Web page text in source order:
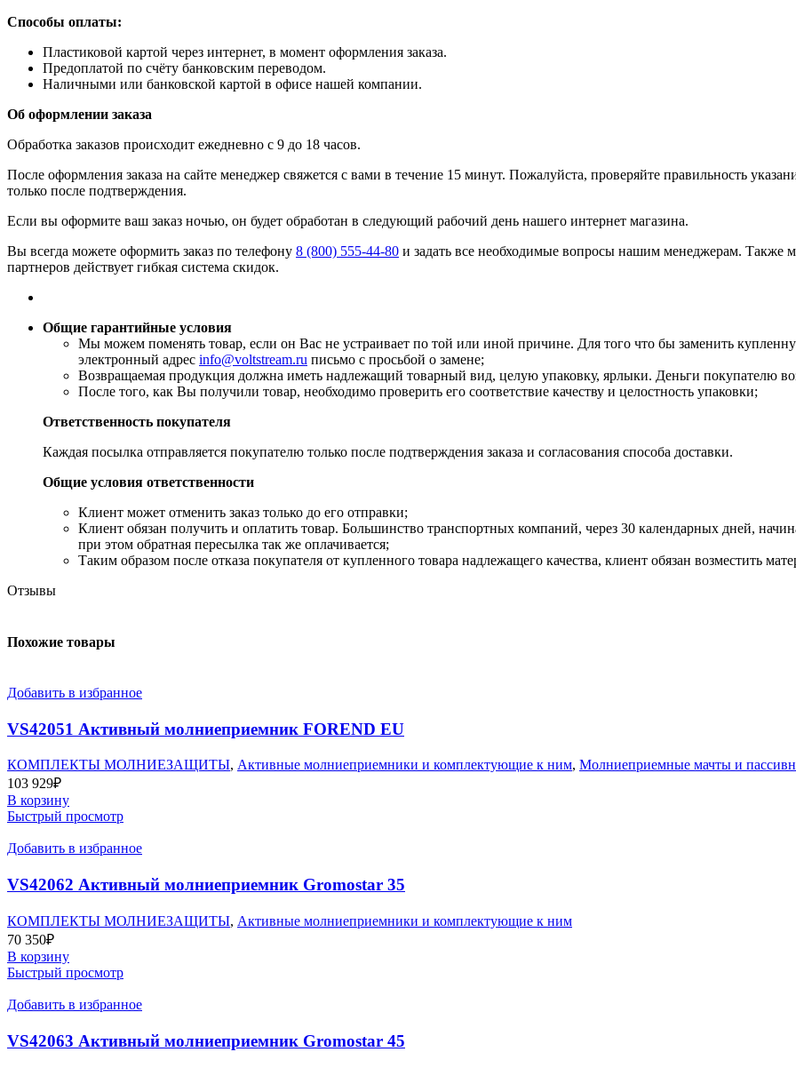
Способы оплаты:
​Пластиковой картой через интернет, в момент оформления заказа.
​Предоплатой по счёту банковским переводом.
​Наличными или банковской картой в офисе нашей компании.
Об оформлении заказа
Обработка заказов происходит ежедневно с 9 до 18 часов.
После оформления заказа на сайте менеджер свяжется с вами в течение 15 минут. Пожалуйста, проверяйте правильность
только после подтверждения.
Если вы оформите ваш заказ ночью, он будет обработан в следующий рабочий день нашего интернет магазина.
Вы всегда можете оформить заказ по телефону 8 (800) 555-44-80 и задать все необходимые вопросы нашим менеджерам. Также
партнеров действует гибкая система скидок.
Общие гарантийные условия
​Мы можем поменять товар, если он Вас не устраивает по той или иной причине. Для того что бы заменить
электронный адрес info@voltstream.ru письмо с просьбой о замене;
Возвращаемая продукция должна иметь надлежащий товарный вид, целую упаковку, ярлыки. Деньги покупателю
​После того, как Вы получили товар, необходимо проверить его соответствие качеству и целостность упаковки;
Ответственность покупателя
Каждая посылка отправляется покупателю только после подтверждения заказа и согласования способа доставки.
Общие условия ответственности
​Клиент может отменить заказ только до его отправки;
​Клиент обязан получить и оплатить товар. Большинство транспортных компаний, через 30 календарных дней,
при этом обратная пересылка так же оплачивается;
​Таким образом после отказа покупателя от купленного товара надлежащего качества, клиент обязан возместить
Отзывы
Похожие товары
Добавить в избранное
VS42051 Активный молниеприемник FOREND EU
КОМПЛЕКТЫ МОЛНИЕЗАЩИТЫ, Активные молниеприемники и комплектующие к ним, Молниеприемные мачты и
103 929₽
В корзину
Быстрый просмотр
Добавить в избранное
VS42062 Активный молниеприемник Gromostar 35
КОМПЛЕКТЫ МОЛНИЕЗАЩИТЫ, Активные молниеприемники и комплектующие к ним
70 350₽
В корзину
Быстрый просмотр
Добавить в избранное
VS42063 Активный молниеприемник Gromostar 45